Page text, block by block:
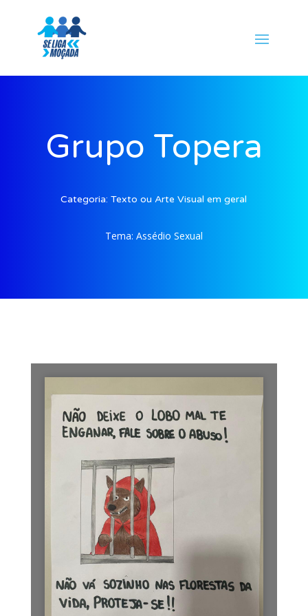
Grupo Topera
Categoria:Texto ou Arte Visual em geral
Tema: Assédio Sexual